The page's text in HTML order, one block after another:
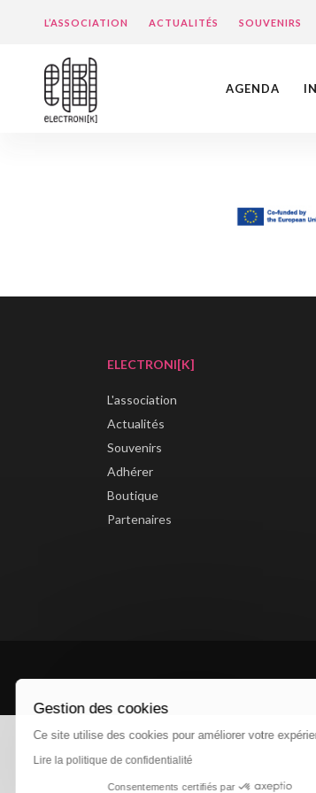
L’ASSOCIATION ACTUALITÉS SOUVENIRS
AGENDA
ELECTRONI[K]
L'association
Actualités
Souvenirs
Adhérer
Boutique
Partenaires
Gestion des cookies
Ce site utilise des cookies pour améliorer votre
Lire la politique de confidentialité
Consentements certifiés par